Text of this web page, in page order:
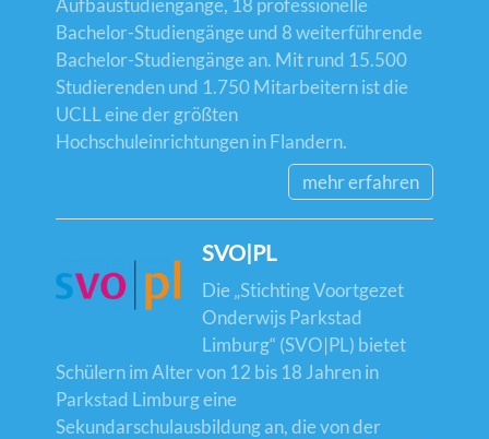
Bachelor-Studiengänge und 8 weiterführende
Bachelor-Studiengänge an. Mit rund 15.500
Studierenden und 1.750 Mitarbeitern ist die
UCLL eine der größten
Hochschuleinrichtungen in Flandern.
mehr erfahren
SVO|PL
Die „Stichting Voortgezet
Onderwijs Parkstad
Limburg“ (SVO|PL) bietet
Schülern im Alter von 12 bis 18 Jahren in
Parkstad Limburg eine
Sekundarschulausbildung an, die von der